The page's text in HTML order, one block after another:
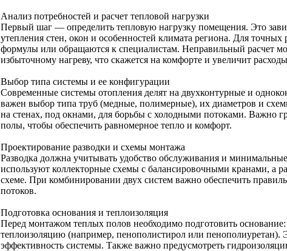
Анализ потребностей и расчет тепловой нагрузки
Первый шаг — определить тепловую нагрузку помещения. Это
утепления стен, окон и особенностей климата региона. Для точных
формулы или обращаются к специалистам. Неправильный расчет
избыточному нагреву, что скажется на комфорте и увеличит
Выбор типа системы и ее конфигурации
Современные системы отопления делят на двухконтурные и
важен выбор типа труб (медные, полимерные), их диаметров и
на стенах, под окнами, для борьбы с холодными потоками. Важно
полы, чтобы обеспечить равномерное тепло и комфорт.
Проектирование разводки и схемы монтажа
Разводка должна учитывать удобство обслуживания и
используют коллекторные схемы с балансировочными кранами, а
схеме. При комбинировании двух систем важно обеспечить
потоков.
Подготовка основания и теплоизоляция
Перед монтажом теплых полов необходимо подготовить
теплоизоляцию (например, пенополистирол или пенополиуретан).
эффективность системы. Также важно предусмотреть